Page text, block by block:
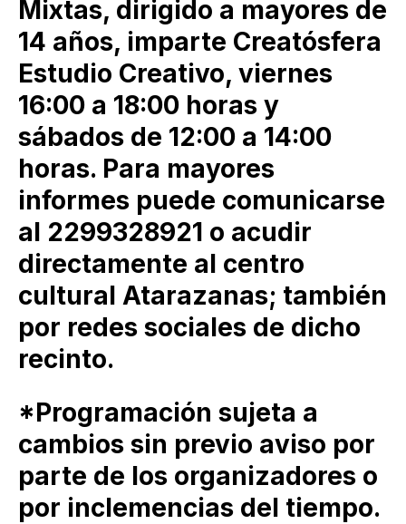
Mixtas, dirigido a mayores de
14 años, imparte Creatósfera
Estudio Creativo, viernes
16:00 a 18:00 horas y
sábados de 12:00 a 14:00
horas. Para mayores
informes puede comunicarse
al 2299328921 o acudir
directamente al centro
cultural Atarazanas; también
por redes sociales de dicho
recinto.
*Programación sujeta a
cambios sin previo aviso por
parte de los organizadores o
por inclemencias del tiempo.